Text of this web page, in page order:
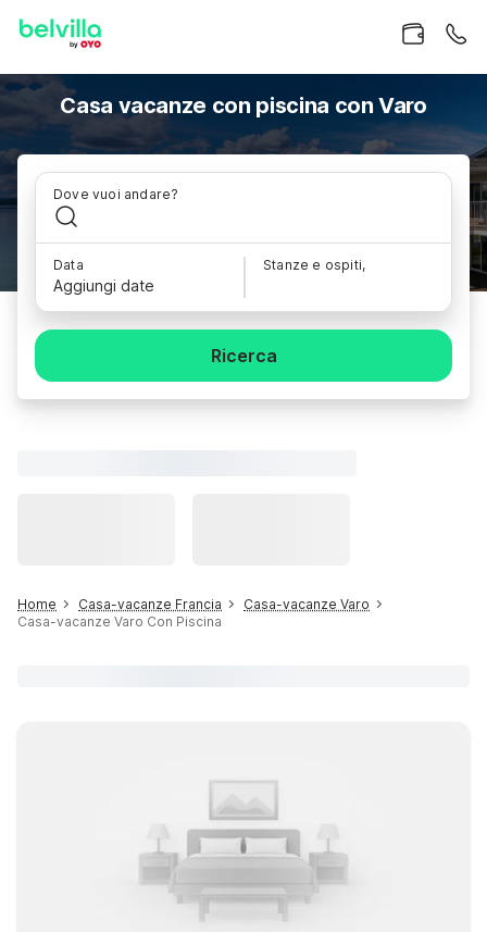
Casa vacanze con piscina con Varo
Dove vuoi andare?
Data
Aggiungi date
Stanze e ospiti,
Ricerca
Home Casa-vacanze Francia
Casa-vacanze Varo
Casa-vacanze Varo Con Piscina